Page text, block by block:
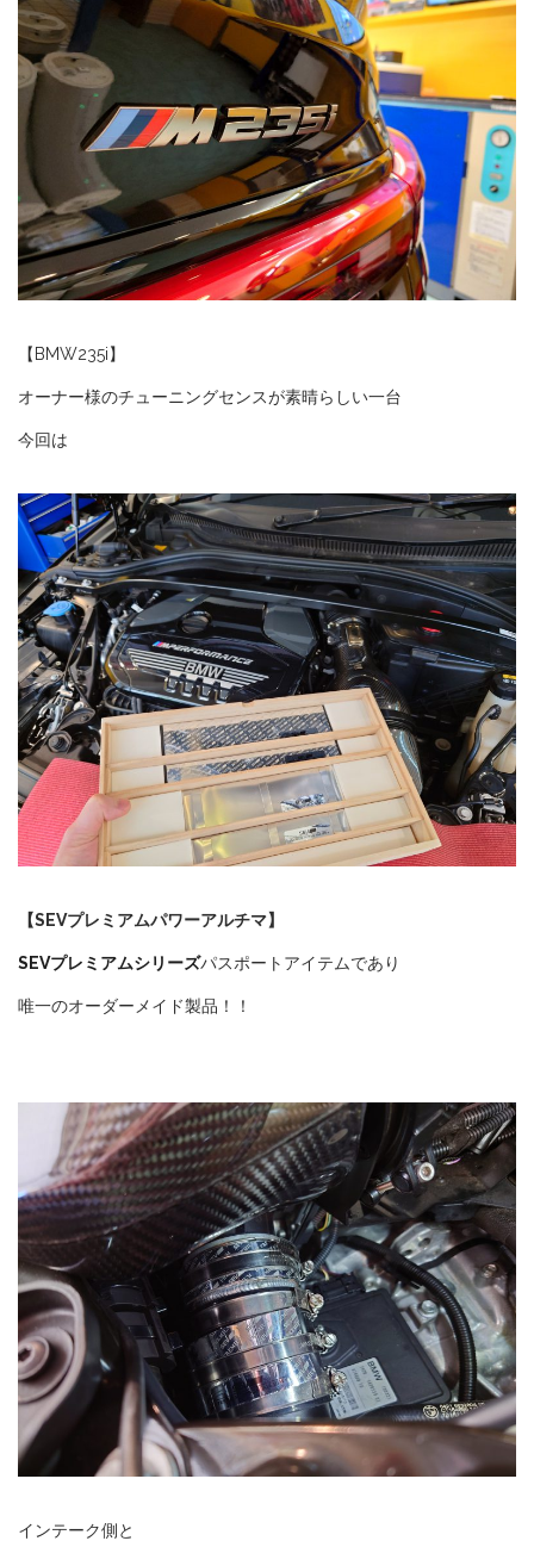
【BMW235i】
オーナー様のチューニングセンスが素晴らしい一台
今回は
【SEVプレミアムパワーアルチマ】
SEVプレミアムシリーズパスポートアイテムであり
唯一のオーダーメイド製品！！
インテーク側と